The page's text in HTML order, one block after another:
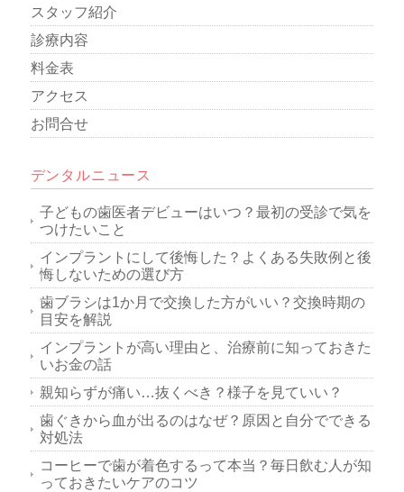
スタッフ紹介
診療内容
料金表
アクセス
お問合せ
デンタルニュース
子どもの歯医者デビューはいつ？最初の受診で気を
つけたいこと
インプラントにして後悔した？よくある失敗例と後
悔しないための選び方
歯ブラシは1か月で交換した方がいい？交換時期の
目安を解説
インプラントが高い理由と、治療前に知っておきた
いお金の話
親知らずが痛い…抜くべき？様子を見ていい？
歯ぐきから血が出るのはなぜ？原因と自分でできる
対処法
コーヒーで歯が着色するって本当？毎日飲む人が知
っておきたいケアのコツ